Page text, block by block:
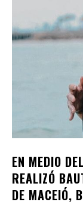
EN MEDIO
REALIZÓ
DE MACEIÓ,